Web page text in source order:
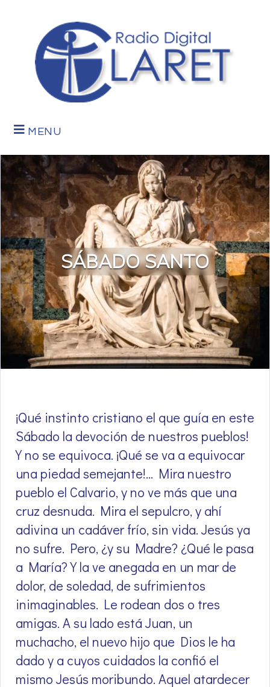
MENU
SÁBADO SANTO
¡Qué instinto cristiano el que guía en este
Sábado la devoción de nuestros pueblos!
Y no se equivoca. ¡Qué se va a equivocar
una piedad semejante!… Mira nuestro
pueblo el Calvario, y no ve más que una
cruz desnuda. Mira el sepulcro, y ahí
adivina un cadáver frío, sin vida. Jesús ya
no sufre. Pero, ¿y su Madre? ¿Qué le pasa
a María? Y la ve anegada en un mar de
dolor, de soledad, de sufrimientos
inimaginables. Le rodean dos o tres
amigas. A su lado está Juan, un
muchacho, el nuevo hijo que Dios le ha
dado y a cuyos cuidados la confió el
mismo Jesús moribundo. Aquel atardecer